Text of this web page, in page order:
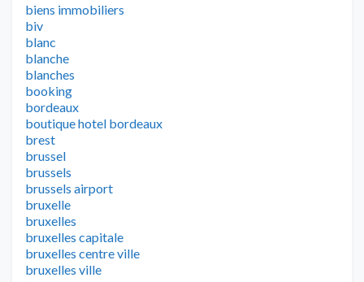
biens immobiliers
biv
blanc
blanche
blanches
booking
bordeaux
boutique hotel bordeaux
brest
brussel
brussels
brussels airport
bruxelle
bruxelles
bruxelles capitale
bruxelles centre ville
bruxelles ville